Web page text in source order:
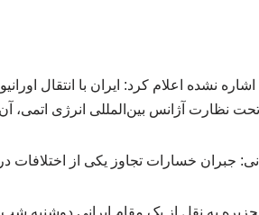
نشده اعلام کرد: ایران با انتقال
تحت نظارت آژانس بین‌المللی انرژی اتمی،
به نقل از یک مقام ایرانی دوشنبه